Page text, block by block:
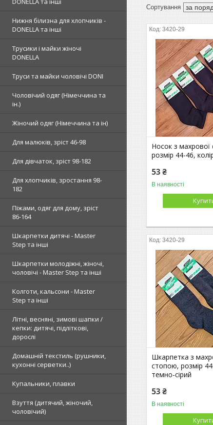
Нижня білизна для хлопчиків -
DONELLA та інші
Трусики і майки жіночі
DONELLA
Труси та майки чоловічі DONI
Чоловічий одяг (Німеччина та
ін.)
Жіночий одяг (Німеччина та ін)
Для малюків, зріст 46-98
Для дівчаток, зріст 98-182
Для хлопчиків, зростання 98-
182
Піжами, одяг для дому, зріст
86-164
Шкарпетки дитячі - Master
Step та інші
Шкарпетки молодіжні, жіночі,
чоловічі - Master Step та інші
Колготи, кальсони - Master
Step та інші
Літні, весняні, зимові шапки /
кепки: дитячі, підліткові,
дорослі
Домашній текстиль (рушники,
кухонні серветки..)
Купальники, плавки
Взуття (дитячий, жіночий,
чоловічий)
3420-29
Носок з
розмір 44-46,
53 ₴
В наявності
3420-29
Шкарпетка з
стопою, розмір
темно-сірий
53 ₴
В наявності